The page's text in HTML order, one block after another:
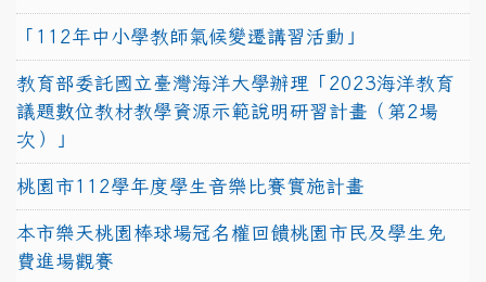
「112年中小學教師氣候變遷講習活動」
教育部委託國立臺灣海洋大學辦理「2023海洋教育
議題數位教材教學資源示範說明研習計畫（第2場
次）」
桃園市112學年度學生音樂比賽實施計畫
本市樂天桃園棒球場冠名權回饋桃園市民及學生免
費進場觀賽